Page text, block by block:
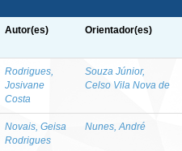
Autor(es) Orientador(es)
Rodrigues,
Josivane
Costa
Souza Júnior,
Celso Vila Nova de
Novais, Geisa
Rodrigues
Nunes, André